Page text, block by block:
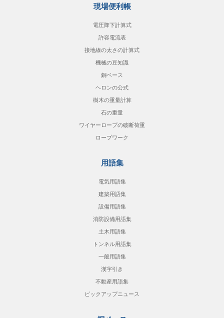
現場便利帳
電圧降下計算式
許容電流表
接地線の太さの計算式
機械の豆知識
銅ベース
ヘロンの公式
樹木の重量計算
石の重量
ワイヤーロープの破断荷重
ロープワーク
用語集
電気用語集
建築用語集
設備用語集
消防設備用語集
土木用語集
トンネル用語集
一般用語集
漢字引き
不動産用語集
ピックアップニュース